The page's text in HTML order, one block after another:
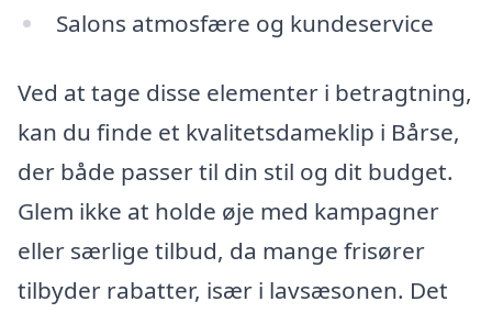
Salons atmosfære og kundeservice
Ved at tage disse elementer i betragtning,
kan du finde et kvalitetsdameklip i Bårse,
der både passer til din stil og dit budget.
Glem ikke at holde øje med kampagner
eller særlige tilbud, da mange frisører
tilbyder rabatter, især i lavsæsonen. Det